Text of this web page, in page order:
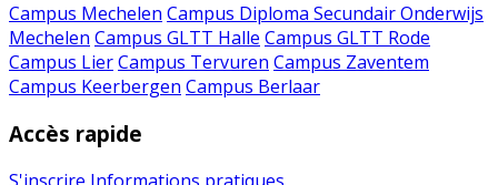
Campus Mechelen Campus Diploma Secundair Onderwijs
Mechelen Campus GLTT Halle Campus GLTT Rode
Campus LierCampus Tervuren Campus Zaventem
Campus Keerbergen Campus Berlaar
Accès rapide